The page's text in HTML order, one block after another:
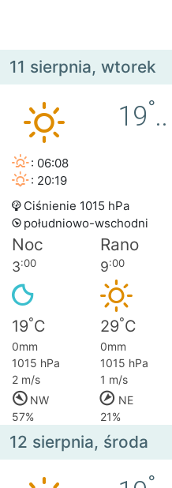
11 sierpnia, wtorek
19°..
: 06:08
: 20:19
Ciśnienie 1015 hPa
południowo-wschodni
Noc Rano
3:00 9:00
19°C 29°C
0mm 0mm
1015 hPa
1015 hPa
2 m/s
1 m/s
NW
NE
57%
21%
12 sierpnia, środa